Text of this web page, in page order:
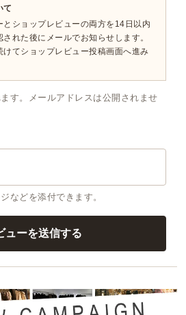
て
とショップレビューの両方を14日以内
れた後にメールでお知らせします。
てショップレビュー投稿画面へ進み
す。メールアドレスは公開されませ
などを添付できます。